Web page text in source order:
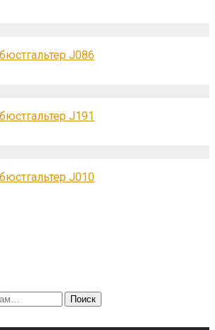
J086
J191
J010
Поиск